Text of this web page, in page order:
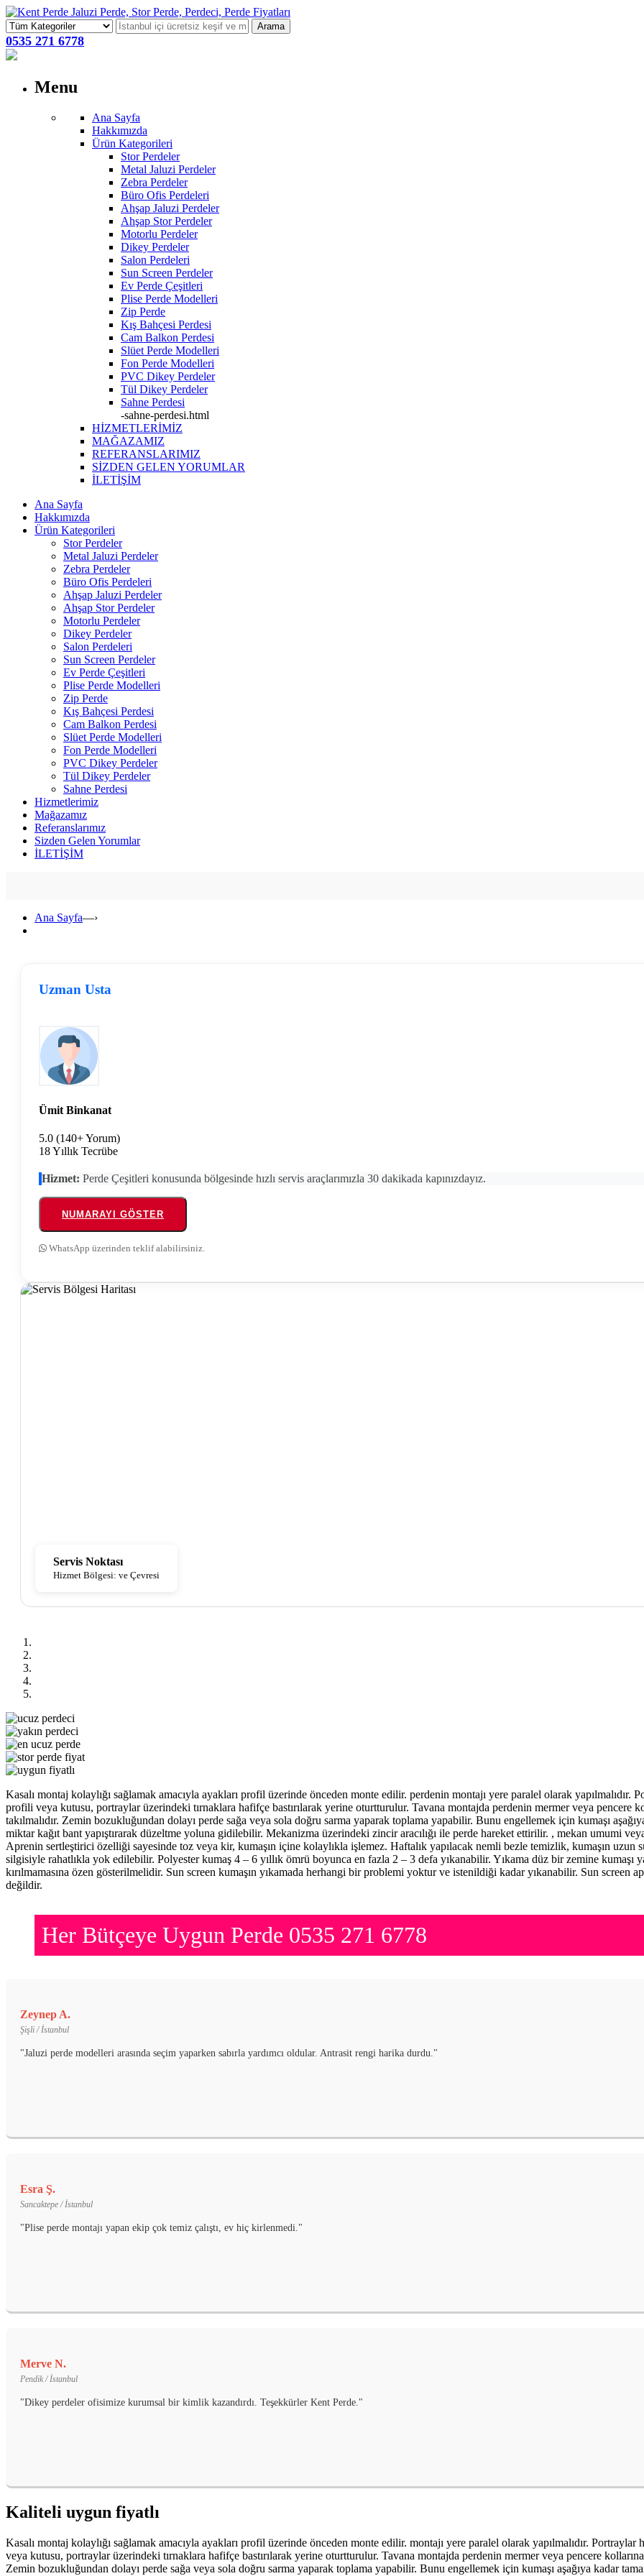
Arama
0535 271 6778
Menu
Ana Sayfa
Hakkımızda
Ürün Kategorileri
Stor Perdeler
Metal Jaluzi Perdeler
Zebra Perdeler
Büro Ofis Perdeleri
Ahşap Jaluzi Perdeler
Ahşap Stor Perdeler
Motorlu Perdeler
Dikey Perdeler
Salon Perdeleri
Sun Screen Perdeler
Ev Perde Çeşitleri
Plise Perde Modelleri
Zip Perde
Kış Bahçesi Perdesi
Cam Balkon Perdesi
Slüet Perde Modelleri
Fon Perde Modelleri
PVC Dikey Perdeler
Tül Dikey Perdeler
Sahne Perdesi
-sahne-perdesi.html
HİZMETLERİMİZ
MAĞAZAMIZ
REFERANSLARIMIZ
SİZDEN GELEN YORUMLAR
İLETİŞİM
Ana Sayfa
Hakkımızda
Ürün Kategorileri
Stor Perdeler
Metal Jaluzi Perdeler
Zebra Perdeler
Büro Ofis Perdeleri
Ahşap Jaluzi Perdeler
Ahşap Stor Perdeler
Motorlu Perdeler
Dikey Perdeler
Salon Perdeleri
Sun Screen Perdeler
Ev Perde Çeşitleri
Plise Perde Modelleri
Zip Perde
Kış Bahçesi Perdesi
Cam Balkon Perdesi
Slüet Perde Modelleri
Fon Perde Modelleri
PVC Dikey Perdeler
Tül Dikey Perdeler
Sahne Perdesi
Hizmetlerimiz
Mağazamız
Referanslarımız
Sizden Gelen Yorumlar
İLETİŞİM
Ana Sayfa—›
Uzman Usta
Ümit Binkanat
5.0 (140+ Yorum)
18 Yıllık Tecrübe
Hizmet: Perde Çeşitleri konusunda bölgesinde hızlı servis araçlarımızla 30 dakikada kapınızdayız.
NUMARAYI GÖSTER
WhatsApp üzerinden teklif alabilirsiniz.
Servis Noktası
Hizmet Bölgesi: ve Çevresi
Kasalı montaj kolaylığı sağlamak amacıyla ayakları profil üzerinde önceden monte edilir. perdenin montajı yere paralel olarak
profili veya kutusu, portraylar üzerindeki tırnaklara hafifçe bastırılarak yerine oturtturulur. Tavana montajda perdenin mermer veya pencere
takılmalıdır. Zemin bozukluğundan dolayı perde sağa veya sola doğru sarma yaparak toplama yapabilir. Bunu engellemek için kumaşı
miktar kağıt bant yapıştırarak düzeltme yoluna gidilebilir. Mekanizma üzerindeki zincir aracılığı ile perde hareket ettirilir. , mekan umumi
Aprenin sertleştirici özelliği sayesinde toz veya kir, kumaşın içine kolaylıkla işlemez. Haftalık yapılacak nemli bezle temizlik, kumaşın uzun
silgisiyle rahatlıkla yok edilebilir. Polyester kumaş 4 – 6 yıllık ömrü boyunca en fazla 2 – 3 defa yıkanabilir. Yıkama düz bir zemine kumaşı
kırılmamasına özen gösterilmelidir. Sun screen kumaşın yıkamada herhangi bir problemi yoktur ve istenildiği kadar yıkanabilir. Sun screen
değildir.
Her Bütçeye Uygun Perde 0535 271 6778
Zeynep A.
Şişli / İstanbul
"Jaluzi perde modelleri arasında seçim yaparken sabırla yardımcı oldular. Antrasit rengi harika durdu."
Esra Ş.
Sancaktepe / İstanbul
"Plise perde montajı yapan ekip çok temiz çalıştı, ev hiç kirlenmedi."
Merve N.
Pendik / İstanbul
"Dikey perdeler ofisimize kurumsal bir kimlik kazandırdı. Teşekkürler Kent Perde."
Kaliteli uygun fiyatlı
Kasalı montaj kolaylığı sağlamak amacıyla ayakları profil üzerinde önceden monte edilir. montajı yere paralel olarak yapılmalıdır.
veya kutusu, portraylar üzerindeki tırnaklara hafifçe bastırılarak yerine oturtturulur. Tavana montajda perdenin mermer veya pencere kollarına
Zemin bozukluğundan dolayı perde sağa veya sola doğru sarma yaparak toplama yapabilir. Bunu engellemek için kumaşı aşağıya kadar